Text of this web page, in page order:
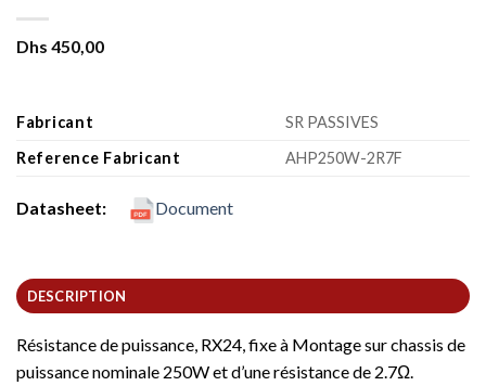
Dhs 450,00
Fabricant
SR PASSIVES
Reference Fabricant
AHP250W-2R7F
Datasheet: Document
DESCRIPTION
Résistance de puissance, RX24, fixe à Montage sur chassis de
puissance nominale 250W et d’une résistance de 2.7Ω.